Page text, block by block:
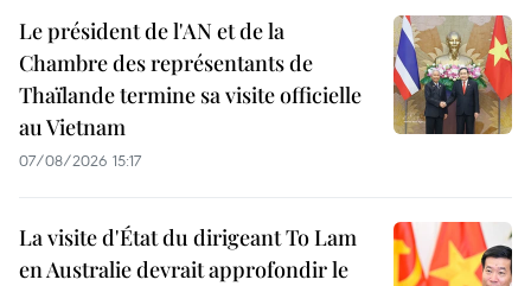
Le président de l'AN et de la
Chambre des représentants de
Thaïlande termine sa visite officielle
au Vietnam
07/08/2026 15:17
La visite d'État du dirigeant To Lam
en Australie devrait approfondir le